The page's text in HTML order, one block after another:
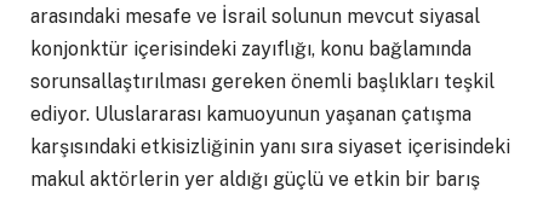
arasındaki mesafe ve İsrail solunun mevcut siyasal
konjonktür içerisindeki zayıflığı, konu bağlamında
sorunsallaştırılması gereken önemli başlıkları teşkil
ediyor. Uluslararası kamuoyunun yaşanan çatışma
karşısındaki etkisizliğinin yanı sıra siyaset içerisindeki
makul aktörlerin yer aldığı güçlü ve etkin bir barış